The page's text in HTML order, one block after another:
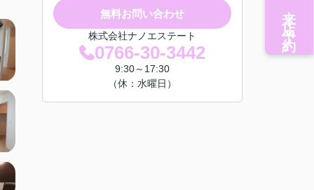
無料お問い合わせ
株式会社ナノエステート
0766-30-3442
9:30～17:30
（休：水曜日）
来店予約